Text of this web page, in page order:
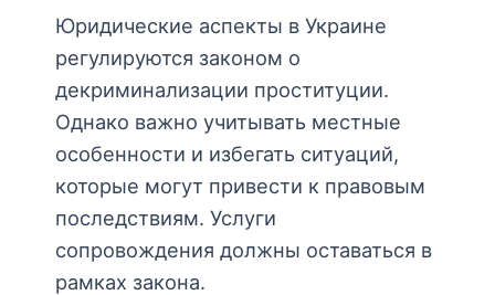
Юридические аспекты в Украине
регулируются законом о
декриминализации проституции.
Однако важно учитывать местные
особенности и избегать ситуаций,
которые могут привести к правовым
последствиям. Услуги
сопровождения должны оставаться в
рамках закона.